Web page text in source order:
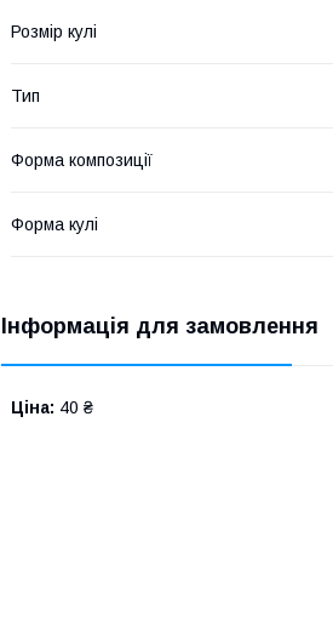
Розмір кулі
Тип
Форма композиції
Форма кулі
Інформація для замовлення
Ціна: 40 ₴